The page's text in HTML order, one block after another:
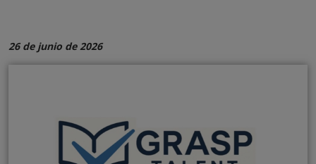
26 de junio de 2026